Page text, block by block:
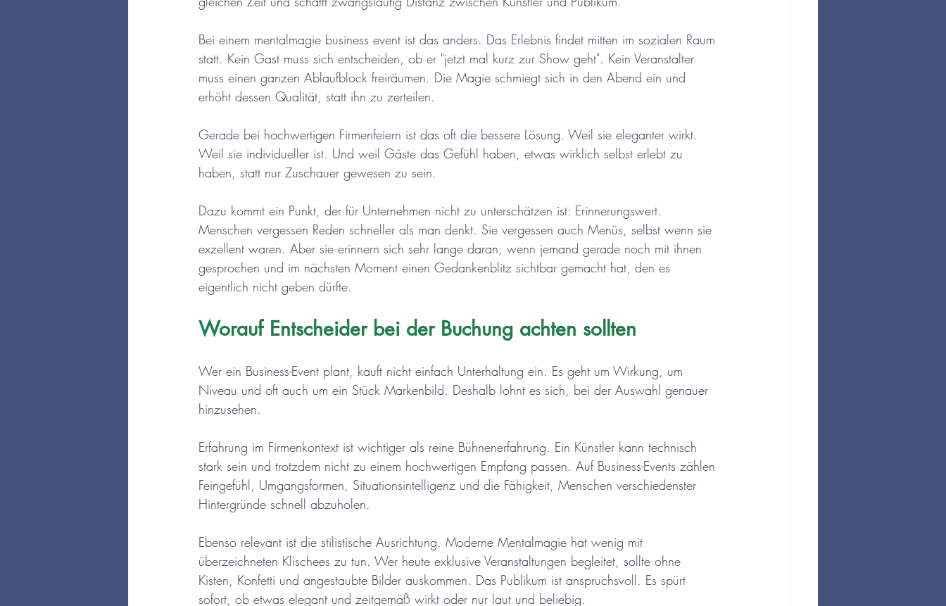
Bei einem mentalmagie business event ist das anders. Das Erlebnis findet mitten im sozialen Raum
statt. Kein Gast muss sich entscheiden, ob er "jetzt mal kurz zur Show geht". Kein Veranstalter
muss einen ganzen Ablaufblock freiräumen. Die Magie schmiegt sich in den Abend ein und
erhöht dessen Qualität, statt ihn zu zerteilen.
Gerade bei hochwertigen Firmenfeiern ist das oft die bessere Lösung. Weil sie eleganter wirkt.
Weil sie individueller ist. Und weil Gäste das Gefühl haben, etwas wirklich selbst erlebt zu
haben, statt nur Zuschauer gewesen zu sein.
Dazu kommt ein Punkt, der für Unternehmen nicht zu unterschätzen ist: Erinnerungswert.
Menschen vergessen Reden schneller als man denkt. Sie vergessen auch Menüs, selbst wenn sie
exzellent waren. Aber sie erinnern sich sehr lange daran, wenn jemand gerade noch mit ihnen
gesprochen und im nächsten Moment einen Gedankenblitz sichtbar gemacht hat, den es
eigentlich nicht geben dürfte.
Worauf Entscheider bei der Buchung achten sollten
Wer ein Business-Event plant, kauft nicht einfach Unterhaltung ein. Es geht um Wirkung, um
Niveau und oft auch um ein Stück Markenbild. Deshalb lohnt es sich, bei der Auswahl genauer
hinzusehen.
Erfahrung im Firmenkontext ist wichtiger als reine Bühnenerfahrung. Ein Künstler kann technisch
stark sein und trotzdem nicht zu einem hochwertigen Empfang passen. Auf Business-Events zählen
Feingefühl, Umgangsformen, Situationsintelligenz und die Fähigkeit, Menschen verschiedenster
Hintergründe schnell abzuholen.
Ebenso relevant ist die stilistische Ausrichtung. Moderne Mentalmagie hat wenig mit
überzeichneten Klischees zu tun. Wer heute exklusive Veranstaltungen begleitet, sollte ohne
Kisten, Konfetti und angestaubte Bilder auskommen. Das Publikum ist anspruchsvoll. Es spürt
sofort, ob etwas elegant und zeitgemäß wirkt oder nur laut und beliebig.